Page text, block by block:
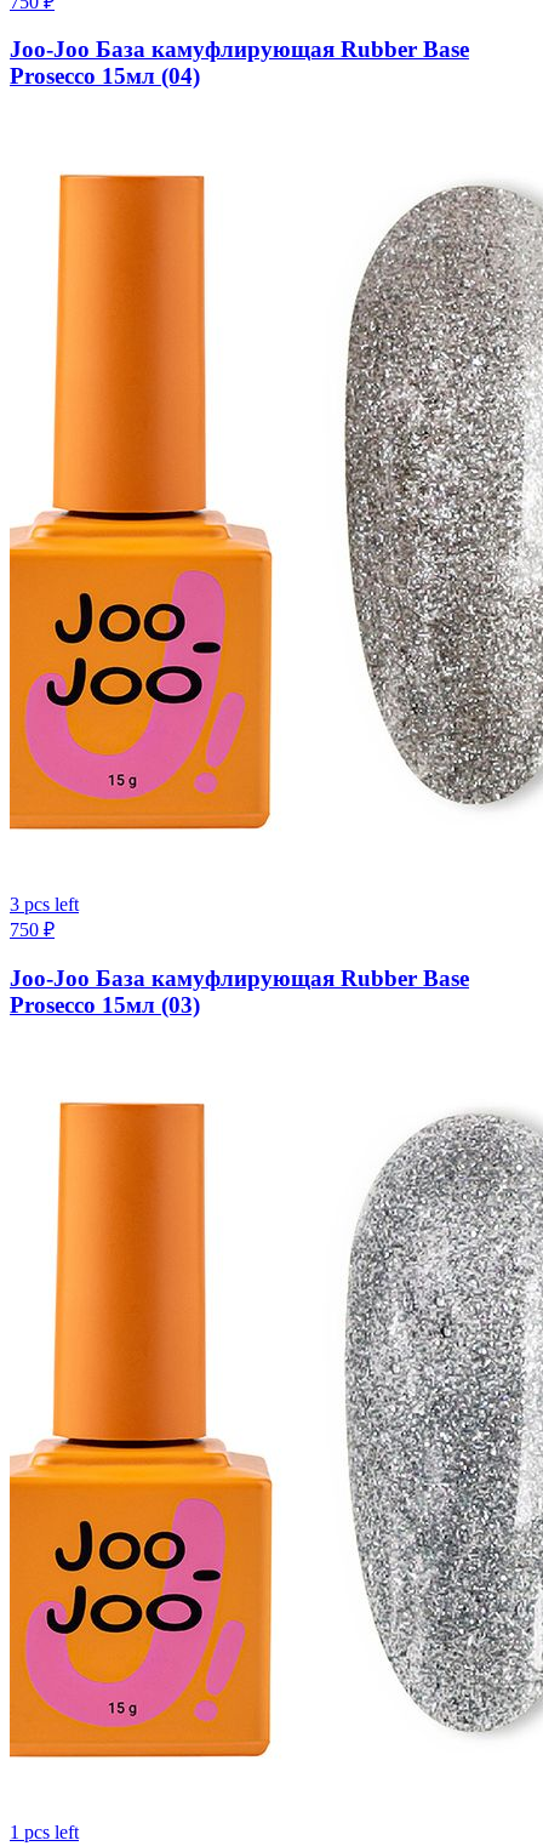
Joo-Joo База камуфлирующая Rubber Base
Prosecco 15мл (04)
3 pcs left
750 ₽
Joo-Joo База камуфлирующая Rubber Base
Prosecco 15мл (03)
1 pcs left